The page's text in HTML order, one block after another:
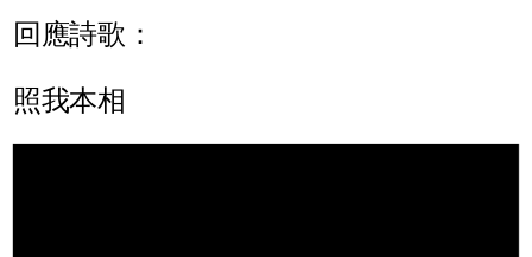
回應詩歌：
照我本相